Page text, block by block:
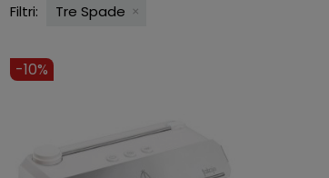
Filtri: Tre Spade
-10%